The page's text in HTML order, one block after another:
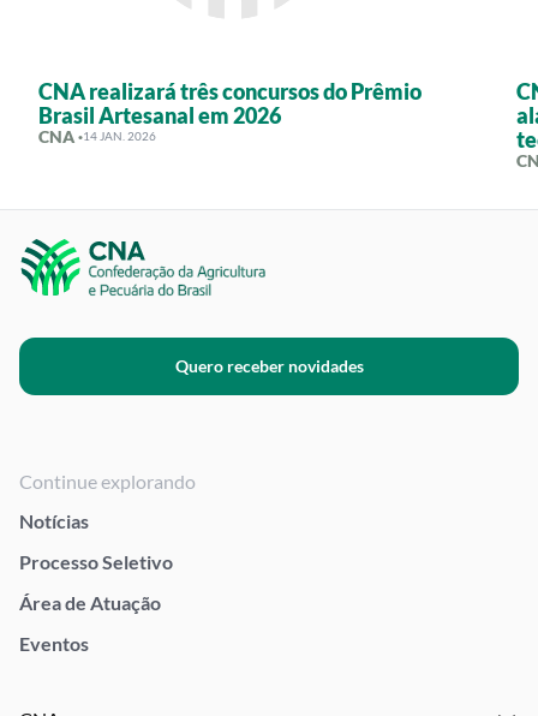
CNA realizará três concursos do Prêmio
Brasil Artesanal em 2026
CNA ·14 JAN. 2026
Quero receber novidades
Continue explorando
Notícias
Processo Seletivo
Área de Atuação
Eventos